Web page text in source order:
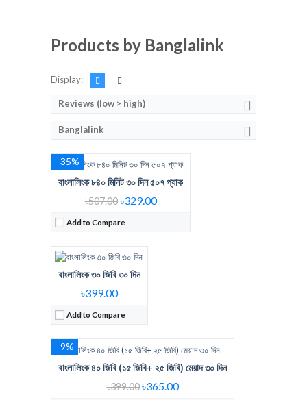
Products by Banglalink
Display:
Reviews (low > high)
Banglalink
–35%
বাংলালিংক ৮৪০ মিনিট ৩০ দিন ৫০৭ প্যাক
৳507.00৳329.00
Add to Compare
Regular Price:
Voice Minute:840 MIN
View Details →
বাংলালিংক ৩০ জিবি ৩০ দিন
৳399.00
Add to Compare
Regular Price:399 Tk 30 GB Check
Internet Data: 30GB
View Details →
–9%
বাংলালিংক ৪০ জিবি (১৫ জিবি+ ২৫ জিবি) মেয়াদ ৩০ দিন
৳399.00৳365.00
Regular Price:399 Taka
Internet Data:৪০ জিবি (১৫ জিবি+ ২৫ জিবি)
View Details →
Regular Price:367 Tk pack
600 Min